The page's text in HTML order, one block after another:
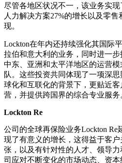
尽管各地区状况不一，该业务实
人力解决方案27%的增长以及零
现。
Lockton在年内还持续强化其国际
拉伯和意大利的业务，同时进一步
中东、亚洲和太平洋地区的运营
队。这些投资共同体现了一项深
球化和互联化的背景下，更贴近
营，并提供跨国界的综合专业服务
Lockton Re
公司的全球再保险业务Lockton
现了有意义的增长，这得益于客
张，以及有针对性的人才、领导
司应对不断变化的市场动态、资本